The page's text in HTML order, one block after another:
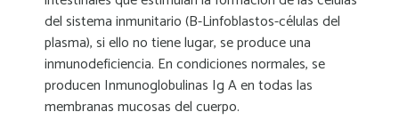
del sistema inmunitario (B-Linfoblastos-células del
plasma), si ello no tiene lugar, se produce una
inmunodeficiencia. En condiciones normales, se
producen Inmunoglobulinas Ig A en todas las
membranas mucosas del cuerpo.